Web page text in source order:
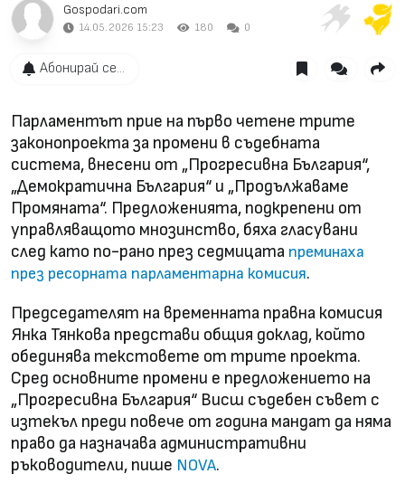
Gospodari.com
14.05.2026 15:23 180 0
Абонирай се...
Парламентът прие на първо четене трите
законопроекта за промени в съдебната
система, внесени от „Прогресивна България“,
„Демократична България“ и „Продължаваме
Промяната“. Предложенията, подкрепени от
управляващото мнозинство, бяха гласувани
след като по-рано през седмицата преминаха
през ресорната парламентарна комисия.
Председателят на временната правна комисия
Янка Тянкова представи общия доклад, който
обединява текстовете от трите проекта.
Сред основните промени е предложението на
„Прогресивна България“ Висш съдебен съвет с
изтекъл преди повече от година мандат да няма
право да назначава административни
ръководители, пише NOVA.